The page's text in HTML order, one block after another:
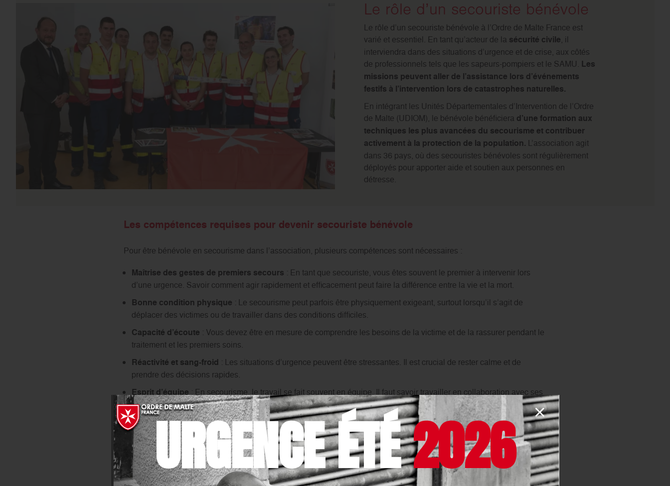
Le rôle d’un secouriste bénévole
Le rôle d’un secouriste bénévole à l’Ordre de Malte France est
varié et essentiel. En tant qu’acteur de la sécurité civile, il
interviendra dans des situations d’urgence et de crise, aux côtés
de professionnels tels que les sapeurs-pompiers et le SAMU. Les
missions peuvent aller de l’assistance lors d’événements
festifs à l’intervention lors de catastrophes naturelles.
En intégrant les Unités Départementales d’Intervention de l’Ordre
de Malte (UDIOM), le bénévole bénéficiera d’une formation aux
techniques les plus avancées du secourisme et contribuer
activement à la protection de la population. L’association agit
dans 36 pays, où des secouristes bénévoles sont régulièrement
déployés pour apporter aide et soutien aux personnes en
détresse.
Les compétences requises pour devenir secouriste bénévole
Pour être bénévole en secourisme dans l’association, plusieurs compétences sont nécessaires :
Maîtrise des gestes de premiers secours : En tant que secouriste, vous êtes souvent le premier à intervenir lors
d’une urgence. Savoir comment agir rapidement et efficacement peut faire la différence entre la vie et la mort.
Bonne condition physique : Le secourisme peut parfois être physiquement exigeant, surtout lorsqu’il s’agit de
déplacer des victimes ou de travailler dans des conditions difficiles.
Capacité d’écoute : Vous devez être en mesure de comprendre les besoins de la victime et de la rassurer pendant le
traitement et les premiers soins.
Réactivité et sang-froid : Les situations d’urgence peuvent être stressantes. Il est crucial de rester calme et de
prendre des décisions rapides.
Esprit d’équipe : En secourisme, le travail se fait souvent en équipe. Il faut savoir travailler en collaboration avec ses
collègues.
Respect des protocoles d’intervention: Il est primordial de suivre les procédures et les protocoles d’intervention
pour garantir la sécurité de tous.
Sens de l’engagement et solidarité
: Le secourisme est une activité au service des autres. Il faut être dévoué et prêt
à aider les personnes en détresse.
URGENCE ÉTÉ2026